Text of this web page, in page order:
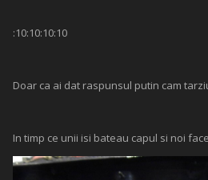
:10:10:10:10
Doar ca ai dat raspunsul putin cam
In timp ce unii isi bateau capul si noi